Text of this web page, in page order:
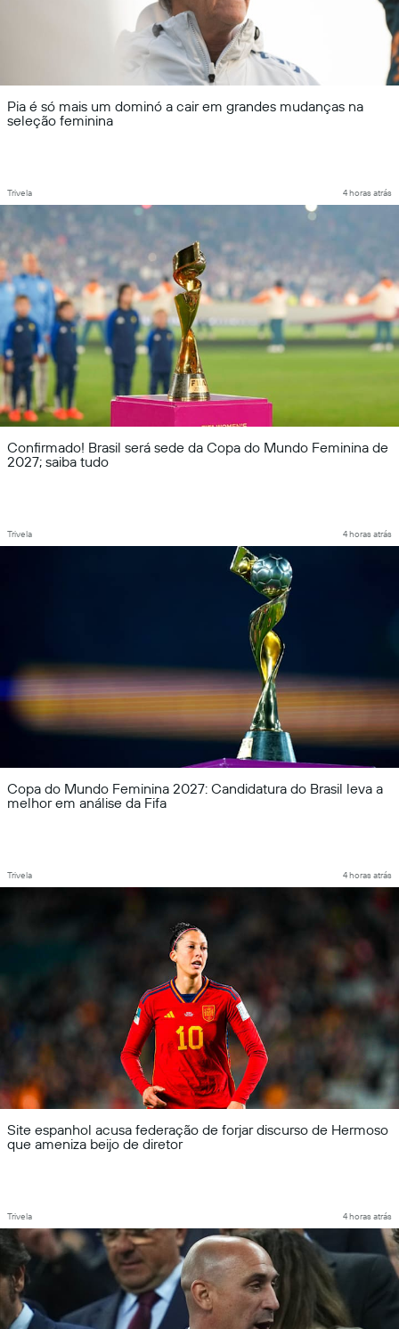
Pia é só mais um dominó a cair em grandes mudanças na
seleção feminina
Trivela 4 horas atrás
Confirmado! Brasil será sede da Copa do Mundo Feminina de
2027; saiba tudo
Trivela 4 horas atrás
Copa do Mundo Feminina 2027: Candidatura do Brasil leva a
melhor em análise da Fifa
Trivela 4 horas atrás
Site espanhol acusa federação de forjar discurso de Hermoso
que ameniza beijo de diretor
Trivela 4 horas atrás